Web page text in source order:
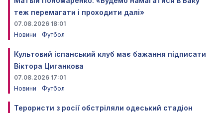
теж перемагати і проходити далі»
07.08.2026 18:01
Новини
Футбол
Культовий іспанський клуб має бажання підписати
Віктора Циганкова
07.08.2026 17:01
Новини
Футбол
Терористи з росії обстріляли одеський стадіон